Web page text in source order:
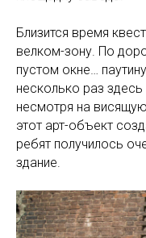
Близится время
велком-зону. По
пустом окне…
несколько раз
несмотря на
этот арт-объект
ребят получилось
здание.